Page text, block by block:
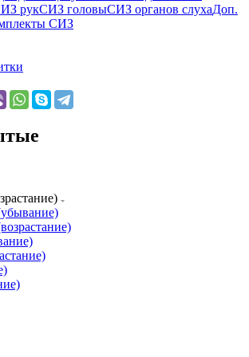
рукСИЗ головыСИЗ органов слухаДоп.
СИЗ